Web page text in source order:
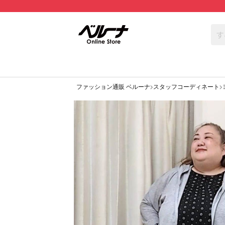
ファッション通販 ベルーナ スタッフコーディネート